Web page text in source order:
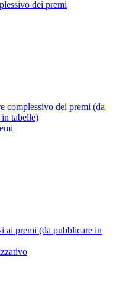
dei premi
complessivo dei premi (da
tabelle)
ai premi (da pubblicare in